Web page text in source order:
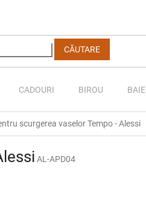
CĂUTARE
CADOURI BIROU BAIE
scurgerea vaselor Tempo - Alessi
AL-APD04